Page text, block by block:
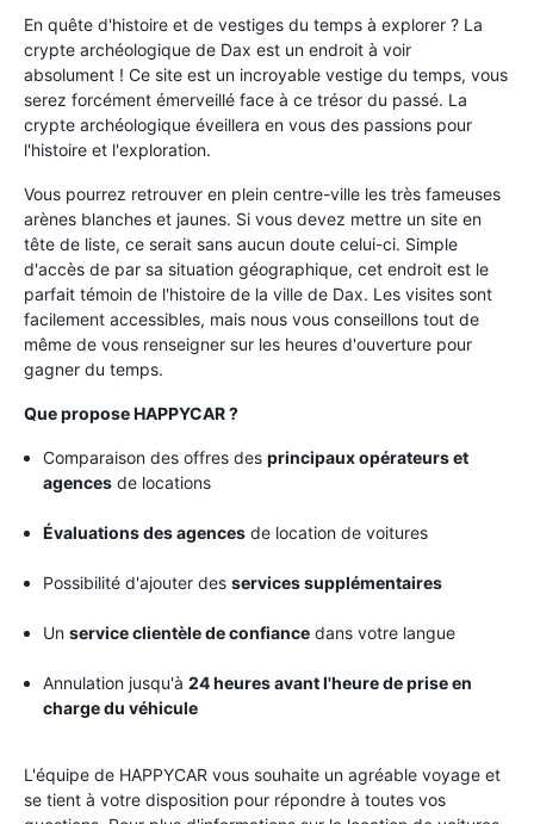
En quête d'histoire et de vestiges du temps à explorer ? La
crypte archéologique de Dax est un endroit à voir
absolument ! Ce site est un incroyable vestige du temps, vous
serez forcément émerveillé face à ce trésor du passé. La
crypte archéologique éveillera en vous des passions pour
l'histoire et l'exploration.
Vous pourrez retrouver en plein centre-ville les très fameuses
arènes blanches et jaunes. Si vous devez mettre un site en
tête de liste, ce serait sans aucun doute celui-ci. Simple
d'accès de par sa situation géographique, cet endroit est le
parfait témoin de l'histoire de la ville de Dax. Les visites sont
facilement accessibles, mais nous vous conseillons tout de
même de vous renseigner sur les heures d'ouverture pour
gagner du temps.
Que propose HAPPYCAR ?
Comparaison des offres des principaux opérateurs et
agences de locations
Évaluations des agences de location de voitures
Possibilité d'ajouter des services supplémentaires
Un service clientèle de confiance dans votre langue
Annulation jusqu'à 24 heures avant l'heure de prise en
charge du véhicule
L'équipe de HAPPYCAR vous souhaite un agréable voyage et
se tient à votre disposition pour répondre à toutes vos